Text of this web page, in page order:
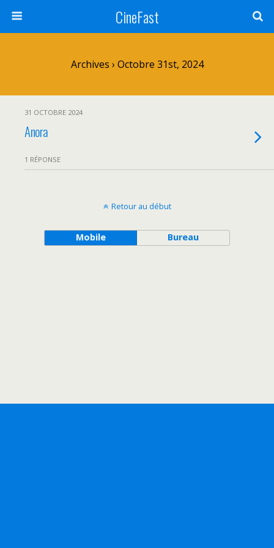
CineFast
Archives › Octobre 31st, 2024
31 OCTOBRE 2024
Anora
1 RÉPONSE
Retour au début
Mobile Bureau